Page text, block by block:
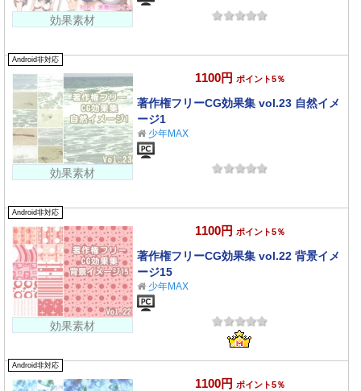
効果素材
Android非対応
効果素材
1100円 ポイント5％
著作権フリーCG効果集 vol.23 自然イメ
ージ1
少年MAX
Android非対応
効果素材
1100円 ポイント5％
著作権フリーCG効果集 vol.22 背景イメ
ージ15
少年MAX
Android非対応
1100円 ポイント5％